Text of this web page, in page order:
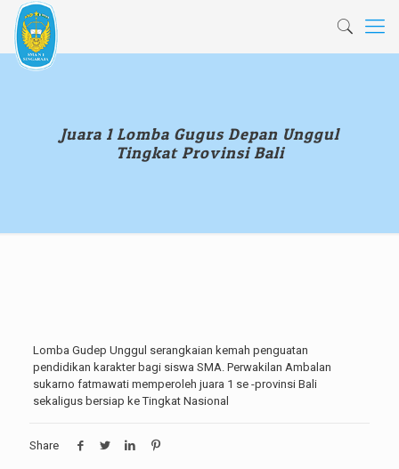
Juara 1 Lomba Gugus Depan Unggul
Tingkat Provinsi Bali
Lomba Gudep Unggul serangkaian kemah penguatan
pendidikan karakter bagi siswa SMA. Perwakilan Ambalan
sukarno fatmawati memperoleh juara 1 se -provinsi Bali
sekaligus bersiap ke Tingkat Nasional
Share